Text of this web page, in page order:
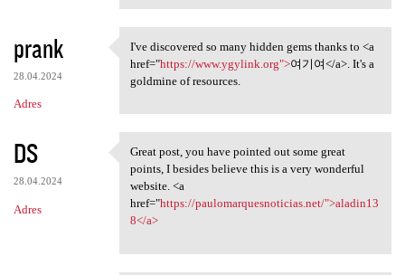
prank
28.04.2024
Adres
I've discovered so many
I've discovered so many hidden gems thanks to <a
href="https://www.ygylink.org">여기여</a>. It's a
goldmine of resources.
DS
28.04.2024
Adres
Great post, you have pointed
Great post, you have pointed out some great
points, I besides believe this is a very wonderful
website. <a
href="https://paulomarquesnoticias.net/">aladin13
8</a>